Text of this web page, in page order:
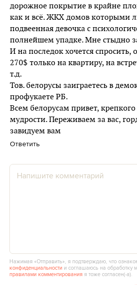
дорожное покрытие в крайне
как и всё. ЖКХ домов которыми
подвеенная девочка с
полнейшем упадке. Мне стыдно
И на последок хочется спросить,
270$ только на квартиру, на
т.д.
Тов. белорусы заиграетесь в
профукаете РБ.
Всем белорусам привет,
мудрости. Переживаем за вас,
завидуем вам
Ответить
Нажимая «Отправить», я подтверждаю, что
конфиденциальности и соглашаюсь на обработку
правилами комментирования я тоже согласен(‑а).